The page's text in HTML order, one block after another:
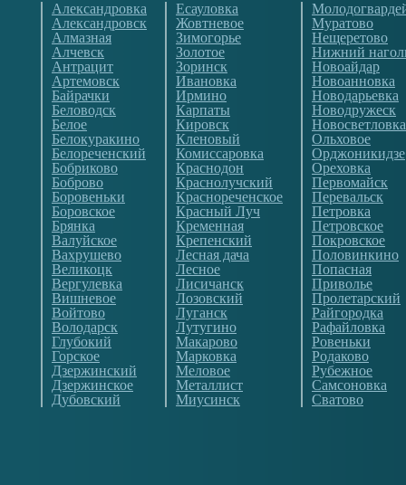
Александровка
Александровск
Алмазная
Алчевск
Антрацит
Артемовск
Байрачки
Беловодск
Белое
Белокуракино
Белореченский
Бобриково
Боброво
Боровеньки
Боровское
Брянка
Валуйское
Вахрушево
Великоцк
Вергулевка
Вишневое
Войтово
Володарск
Глубокий
Горское
Дзержинский
Дзержинское
Дубовский
Есауловка
Жовтневое
Зимогорье
Золотое
Зоринск
Ивановка
Ирмино
Карпаты
Кировск
Кленовый
Комиссаровка
Краснодон
Краснолучский
Краснореченское
Красный Луч
Кременная
Крепенский
Лесная дача
Лесное
Лисичанск
Лозовский
Луганск
Лутугино
Макарово
Марковка
Меловое
Металлист
Миусинск
Муратово
Нещеретово
Нижний
Новоайдар
Новоанновка
Новодарьевка
Новодружеск
Новосветловка
Ольховое
Орджоникидзе
Ореховка
Первомайск
Перевальск
Петровка
Петровское
Покровское
Половинкино
Попасная
Приволье
Пролетарский
Райгородка
Рафайловка
Ровеньки
Родаково
Рубежное
Самсоновка
Сватово